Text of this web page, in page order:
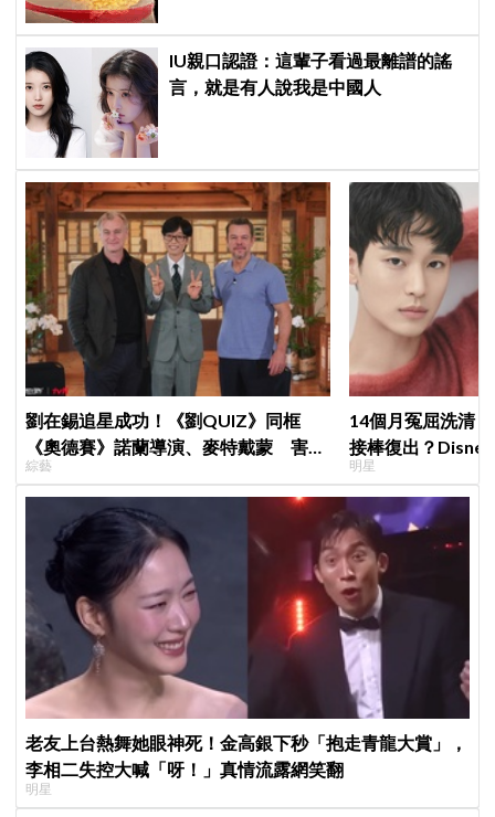
IU親口認證：這輩子看過最離譜的謠
言，就是有人說我是中國人
劉在錫追星成功！《劉QUIZ》同框
《奧德賽》諾蘭導演、麥特戴蒙 害羞
比YA幸福笑容藏不住
綜藝
14個月冤屈洗清
接棒復出？
明星
老友上台熱舞她眼神死！金高銀下秒「抱走青龍大賞」，
李相二失控大喊「呀！」真情流露網笑翻
明星